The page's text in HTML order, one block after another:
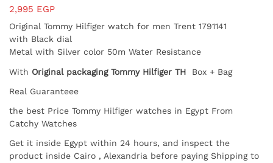
2,995 EGP
Original Tommy Hilfiger watch for men Trent 1791141
with Black dial
Metal with Silver color 50m Water Resistance
With Original packaging Tommy Hilfiger TH Box + Bag
Real Guaranteee
the best Price Tommy Hilfiger watches in Egypt From
Catchy Watches
Get it inside Egypt within 24 hours, and inspect the
product inside Cairo , Alexandria before paying Shipping to